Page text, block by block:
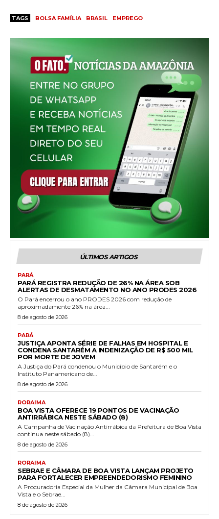
TAGS BOLSA FAMÍLIA BRASIL EMPREGO
ÚLTIMOS ARTIGOS
PARÁ
PARÁ REGISTRA REDUÇÃO DE 26% NA ÁREA SOB
ALERTAS DE DESMATAMENTO NO ANO PRODES 2026
O Pará encerrou o ano PRODES 2026 com redução de
aproximadamente 26% na área...
8 de agosto de 2026
PARÁ
JUSTIÇA APONTA SÉRIE DE FALHAS EM HOSPITAL E
CONDENA SANTARÉM A INDENIZAÇÃO DE R$ 500 MIL
POR MORTE DE JOVEM
A Justiça do Pará condenou o Município de Santarém e o
Instituto Panamericano de...
8 de agosto de 2026
RORAIMA
BOA VISTA OFERECE 19 PONTOS DE VACINAÇÃO
ANTIRRÁBICA NESTE SÁBADO (8)
A Campanha de Vacinação Antirrábica da Prefeitura de Boa Vista
continua neste sábado (8)...
8 de agosto de 2026
RORAIMA
SEBRAE E CÂMARA DE BOA VISTA LANÇAM PROJETO
PARA FORTALECER EMPREENDEDORISMO FEMININO
A Procuradoria Especial da Mulher da Câmara Municipal de Boa
Vista e o Sebrae...
8 de agosto de 2026